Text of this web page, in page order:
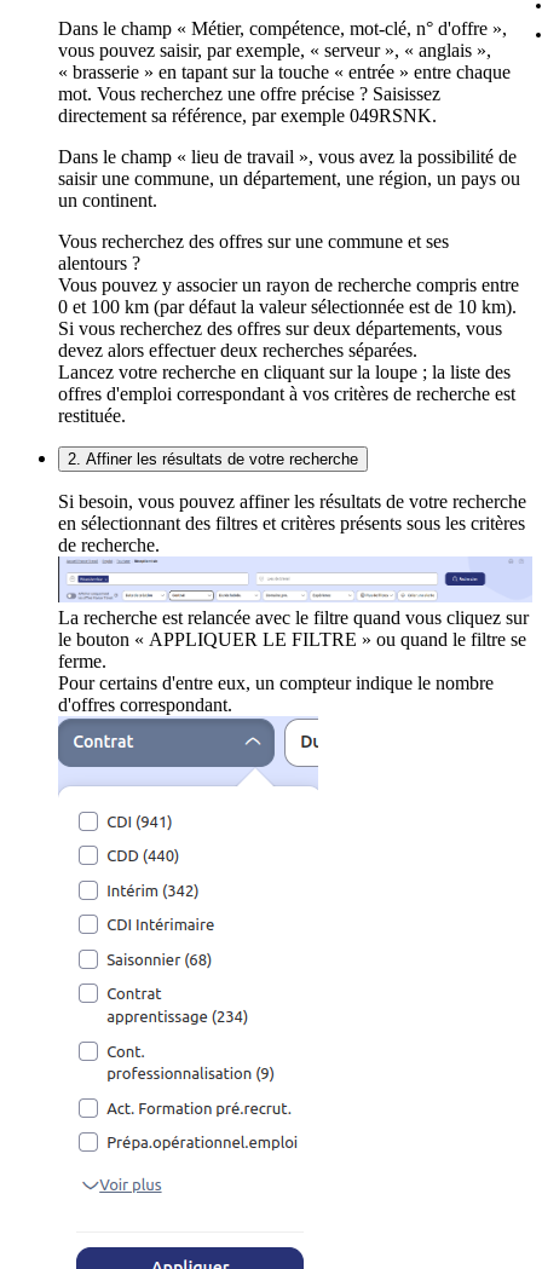
Dans le champ « Métier, compétence, mot-clé, n° d'offre »,
vous pouvez saisir, par exemple, « serveur », « anglais »,
« brasserie » en tapant sur la touche « entrée » entre chaque
mot. Vous recherchez une offre précise ? Saisissez
directement sa référence, par exemple 049RSNK.
Dans le champ « lieu de travail », vous avez la possibilité de
saisir une commune, un département, une région, un pays ou
un continent.
Vous recherchez des offres sur une commune et ses
alentours ?
Vous pouvez y associer un rayon de recherche compris entre
0 et 100 km (par défaut la valeur sélectionnée est de 10 km).
Si vous recherchez des offres sur deux départements, vous
devez alors effectuer deux recherches séparées.
Lancez votre recherche en cliquant sur la loupe ; la liste des
offres d'emploi correspondant à vos critères de recherche est
restituée.
2. Affiner les résultats de votre recherche
Si besoin, vous pouvez affiner les résultats de votre recherche
en sélectionnant des filtres et critères présents sous les critères
de recherche.
La recherche est relancée avec le filtre quand vous cliquez sur
le bouton « APPLIQUER LE FILTRE » ou quand le filtre se
ferme.
Pour certains d'entre eux, un compteur indique le nombre
d'offres correspondant.